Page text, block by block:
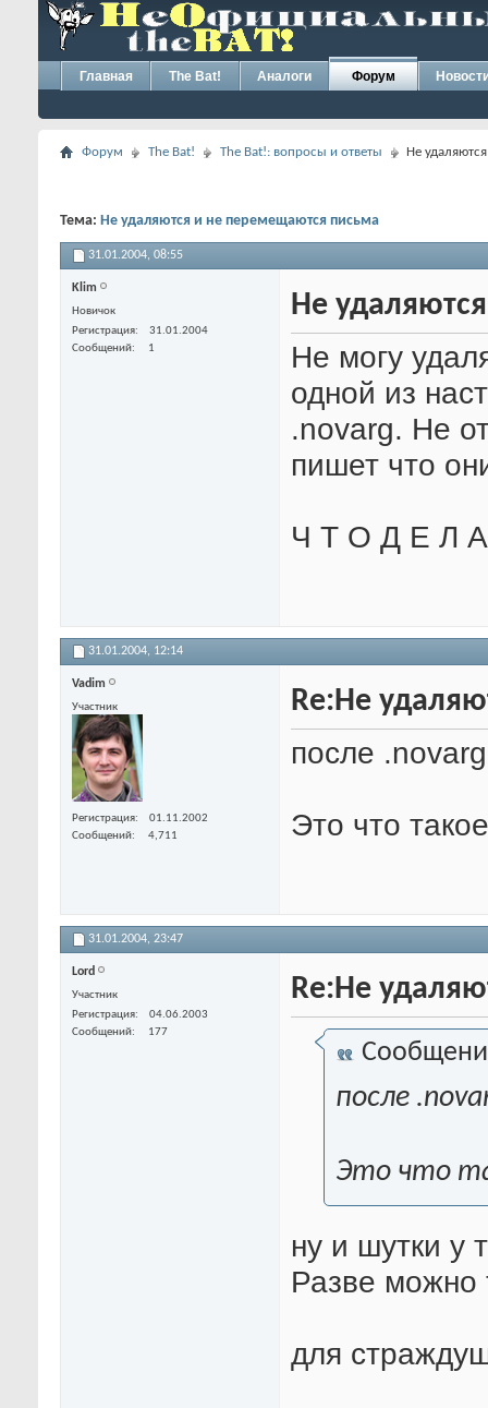
Главная The Bat! Аналоги Форум
Форум The Bat! The Bat!: вопросы и ответы Не
Тема: Не удаляются и не перемещаются письма
31.01.2004, 08:55
Klim
Новичок
Регистрация
31.01.2004
Сообщений
1
Не
Не могу
одной из
.novarg. Не
пишет что
Ч Т О Д Е Л
31.01.2004, 12:14
Vadim
Участник
Регистрация
01.11.2002
Сообщений
4,711
Re:Не
после
Это что
31.01.2004, 23:47
Lord
Участник
Регистрация
04.06.2003
Сообщений
177
Re:Не
после
Это что
ну и шутки у
Разве можно
для